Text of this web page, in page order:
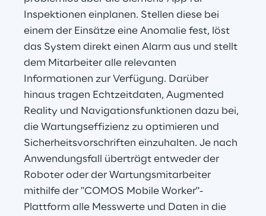
Inspektionen einplanen. Stellen diese bei
einem der Einsätze eine Anomalie fest, löst
das System direkt einen Alarm aus und stellt
dem Mitarbeiter alle relevanten
Informationen zur Verfügung. Darüber
hinaus tragen Echtzeitdaten, Augmented
Reality und Navigationsfunktionen dazu bei,
die Wartungseffizienz zu optimieren und
Sicherheitsvorschriften einzuhalten. Je nach
Anwendungsfall überträgt entweder der
Roboter oder der Wartungsmitarbeiter
mithilfe der "COMOS Mobile Worker"-
Plattform alle Messwerte und Daten in die